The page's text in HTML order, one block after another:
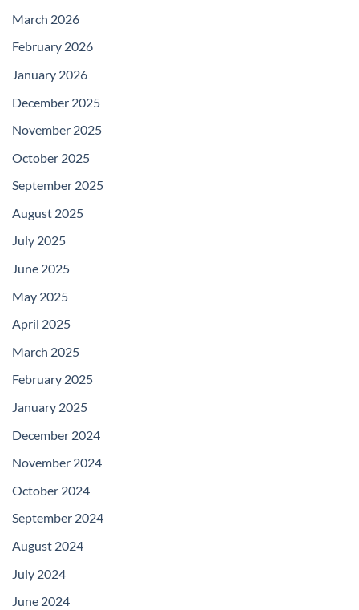
March 2026
February 2026
January 2026
December 2025
November 2025
October 2025
September 2025
August 2025
July 2025
June 2025
May 2025
April 2025
March 2025
February 2025
January 2025
December 2024
November 2024
October 2024
September 2024
August 2024
July 2024
June 2024